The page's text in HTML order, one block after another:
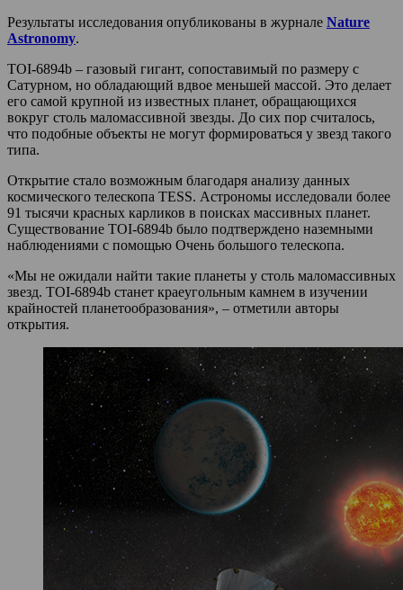
Результаты исследования опубликованы в журнале Nature
Astronomy.
TOI-6894b – газовый гигант, сопоставимый по размеру с
Сатурном, но обладающий вдвое меньшей массой. Это делает
его самой крупной из известных планет, обращающихся
вокруг столь маломассивной звезды. До сих пор считалось,
что подобные объекты не могут формироваться у звезд такого
типа.
Открытие стало возможным благодаря анализу данных
космического телескопа TESS. Астрономы исследовали более
91 тысячи красных карликов в поисках массивных планет.
Существование TOI-6894b было подтверждено наземными
наблюдениями с помощью Очень большого телескопа.
«Мы не ожидали найти такие планеты у столь маломассивных
звезд. TOI-6894b станет краеугольным камнем в изучении
крайностей планетообразования», – отметили авторы
открытия.